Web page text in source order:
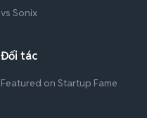
vs Sonix
Đối tác
Featured on Startup Fame